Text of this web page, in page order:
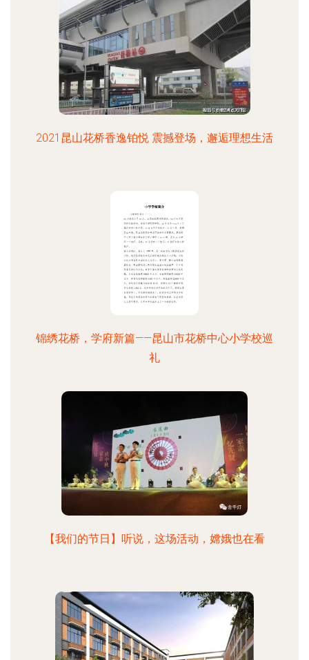
2021昆山花桥香逸铂悦 震撼登场，邂逅理想生活
锦绣花桥，学府新篇——昆山市花桥中心小学校巡
礼
【我们的节日】听说，这场活动，嫦娥也在看